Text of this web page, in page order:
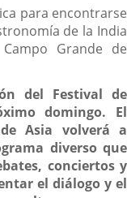
para encontrarse
de la India
Grande de
del Festival de
domingo. El
Asia volverá a
diverso que
conciertos y
el diálogo y el